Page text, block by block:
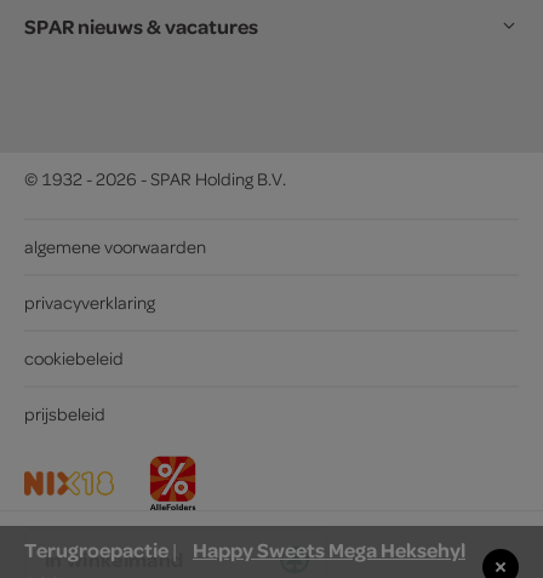
in winkelmand
SPAR nieuws & vacatures
© 1932 - 2026 - SPAR Holding B.V.
algemene voorwaarden
privacyverklaring
cookiebeleid
prijsbeleid
Terugroepactie|
Happy Sweets Mega Heksehyl